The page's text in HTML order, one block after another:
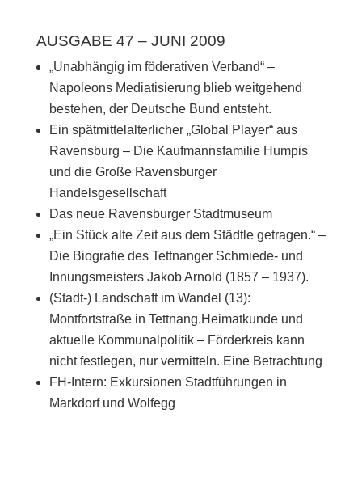
AUSGABE 47 – JUNI 2009
„Unabhängig im föderativen Verband“ –
Napoleons Mediatisierung blieb weitgehend
bestehen, der Deutsche Bund entsteht.
Ein spätmittelalterlicher „Global Player“ aus
Ravensburg – Die Kaufmannsfamilie Humpis
und die Große Ravensburger
Handelsgesellschaft
Das neue Ravensburger Stadtmuseum
„Ein Stück alte Zeit aus dem Städtle getragen.“ –
Die Biografie des Tettnanger Schmiede- und
Innungsmeisters Jakob Arnold (1857 – 1937).
(Stadt-) Landschaft im Wandel (13):
Montfortstraße in Tettnang.Heimatkunde und
aktuelle Kommunalpolitik – Förderkreis kann
nicht festlegen, nur vermitteln. Eine Betrachtung
FH-Intern: Exkursionen Stadtführungen in
Markdorf und Wolfegg